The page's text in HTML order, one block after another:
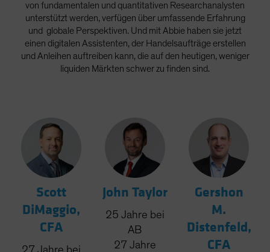
von fundamentalen und quantitativen Researchanalysten
unterstützt werden, verfügen über umfassende Erfahrung
und globale Perspektiven. Und mit Abbie haben sie jetzt
einen digitalen Assistenten, der Handelsaufträge erstellen
und Anleihen auftreiben kann, die auf den heutigen, weniger
liquiden Märkten schwer zu finden sind.
Scott
DiMaggio,
CFA
John Taylor
25 Jahre bei
AB
27 Jahre
Gershon
M.
Distenfeld,
CFA